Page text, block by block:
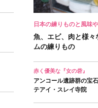
日本の練りものと風味
魚、エビ、肉と様
ムの練りもの
赤く優美な『女の砦』
アンコール遺跡群の宝
テアイ・スレイ寺院